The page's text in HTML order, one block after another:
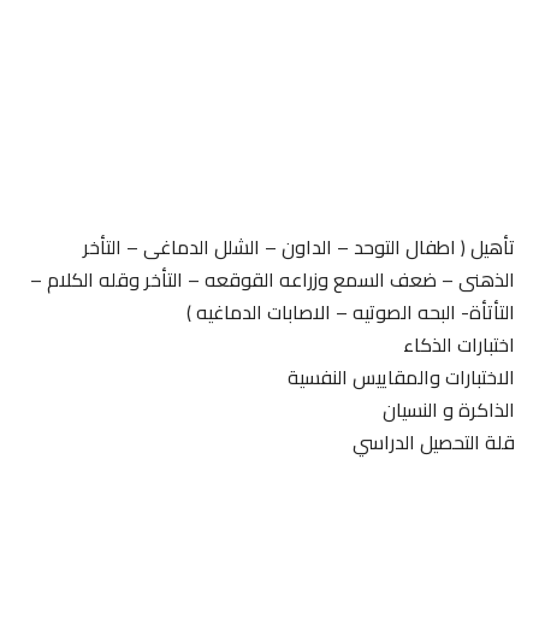
تأهيل ( اطفال التوحد – الداون – الشلل الدماغى – التأخر
الذهنى – ضعف السمع وزراعه القوقعه – التأخر وقله الكلام –
التأتأة- البحه الصوتيه – الاصابات الدماغيه )
اختبارات الذكاء
الاختبارات والمقاييس النفسية
الذاكرة و النسيان
قلة التحصيل الدراسي